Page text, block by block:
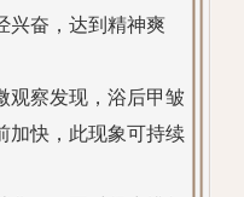
兴奋，达到精神爽
察发现，浴后甲皱
加快，此现象可持续